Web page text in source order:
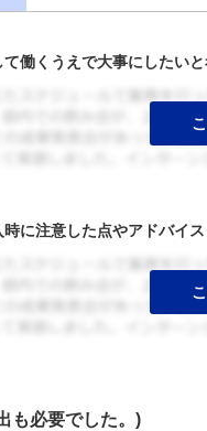
て働くうえで大事にしたい
に注意した点やアドバイス
も必要でした。)